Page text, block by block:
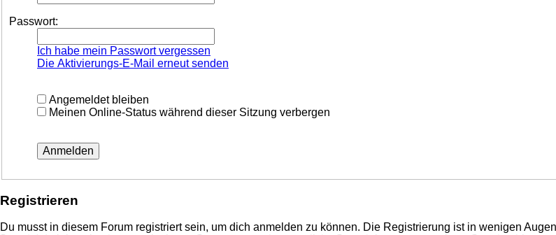
Passwort:
Ich habe mein Passwort vergessen
Die Aktivierungs-E-Mail erneut senden
Angemeldet bleiben
Meinen Online-Status während dieser Sitzung verbergen
Registrieren
Du musst in diesem Forum registriert sein, um dich anmelden zu können. Die Registrierung ist in wenigen